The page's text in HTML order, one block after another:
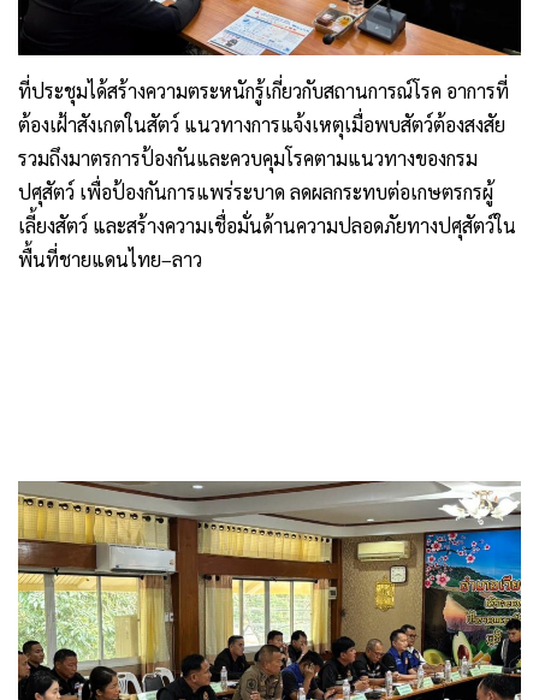
ที่ประชุมได้สร้างความตระหนักรู้เกี่ยวกับสถานการณ์โรค อาการที่
ต้องเฝ้าสังเกตในสัตว์ แนวทางการแจ้งเหตุเมื่อพบสัตว์ต้องสงสัย
รวมถึงมาตรการป้องกันและควบคุมโรคตามแนวทางของกรม
ปศุสัตว์ เพื่อป้องกันการแพร่ระบาด ลดผลกระทบต่อเกษตรกรผู้
เลี้ยงสัตว์ และสร้างความเชื่อมั่นด้านความปลอดภัยทางปศุสัตว์ใน
พื้นที่ชายแดนไทย–ลาว